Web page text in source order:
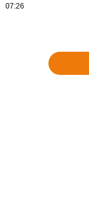
07:26